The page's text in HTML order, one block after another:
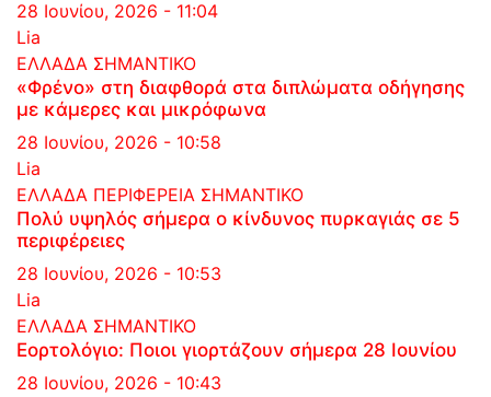
28 Ιουνίου, 2026 - 11:04
Lia
ΕΛΛΑΔΑ ΣΗΜΑΝΤΙΚΟ
«Φρένο» στη διαφθορά στα διπλώματα οδήγησης
με κάμερες και μικρόφωνα
28 Ιουνίου, 2026 - 10:58
Lia
ΕΛΛΑΔΑ ΠΕΡΙΦΕΡΕΙΑ ΣΗΜΑΝΤΙΚΟ
Πολύ υψηλός σήμερα ο κίνδυνος πυρκαγιάς σε 5
περιφέρειες
28 Ιουνίου, 2026 - 10:53
Lia
ΕΛΛΑΔΑ ΣΗΜΑΝΤΙΚΟ
Εορτολόγιο: Ποιοι γιορτάζουν σήμερα 28 Ιουνίου
28 Ιουνίου, 2026 - 10:43